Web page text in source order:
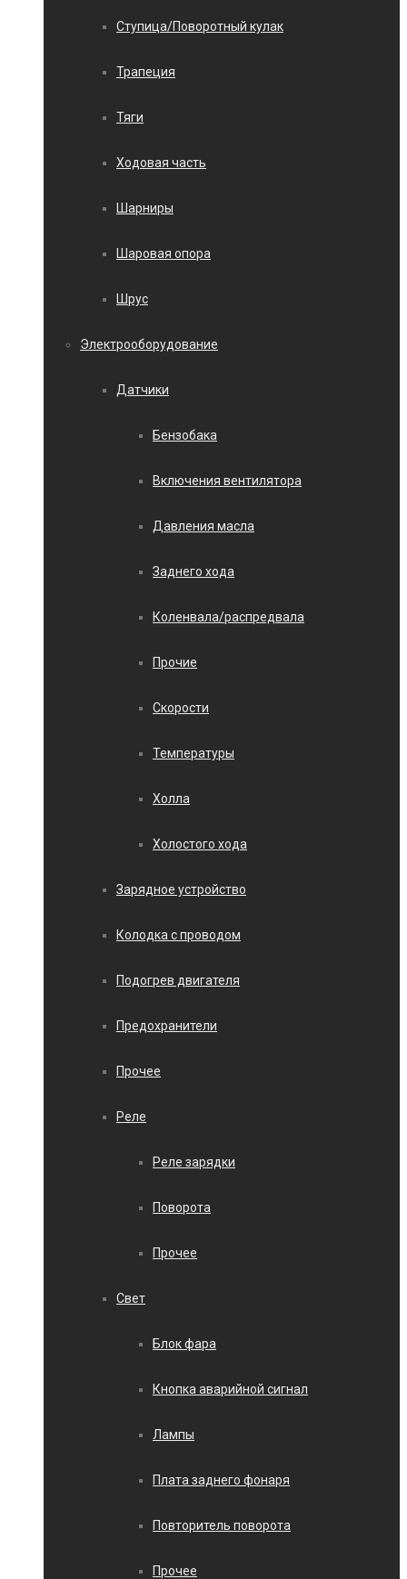
Ступица/Поворотный кулак
Трапеция
Тяги
Ходовая часть
Шарниры
Шаровая опора
Шрус
Электрооборудование
Датчики
Бензобака
Включения вентилятора
Давления масла
Заднего хода
Коленвала/распредвала
Прочие
Скорости
Температуры
Холла
Холостого хода
Зарядное устройство
Колодка с проводом
Подогрев двигателя
Предохранители
Прочее
Реле
Реле зарядки
Поворота
Прочее
Свет
Блок фара
Кнопка аварийной сигнал
Лампы
Плата заднего фонаря
Повторитель поворота
Прочее